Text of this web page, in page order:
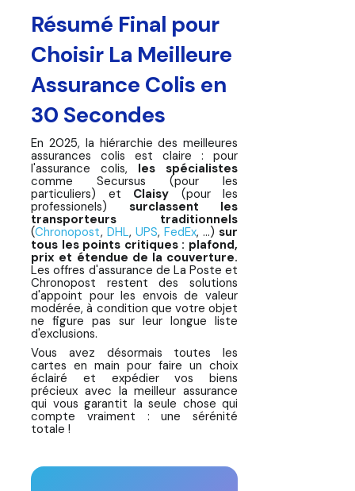
Résumé Final pour
Choisir La Meilleure
Assurance Colis en
30 Secondes
En 2025, la hiérarchie des meilleures
assurances colis est claire : pour
l'assurance colis, les spécialistes
comme Secursus
(pour les
particuliers) et Claisy (pour les
professionels) surclassent les
transporteurs traditionnels
(Chronopost,DHL,UPS,FedEx, ...)sur
tous les points critiques : plafond,
prix et étendue de la couverture.
Les offres d'assurance de La Poste et
Chronopost restent des solutions
d'appoint pour les envois de valeur
modérée, à condition que votre objet
ne figure pas sur leur longue liste
d'exclusions.
Vous avez désormais toutes les
cartes en main pour faire un choix
éclairé et expédier vos biens
précieux avec la meilleur assurance
qui vous garantit la seule chose qui
compte vraiment : une sérénité
totale !